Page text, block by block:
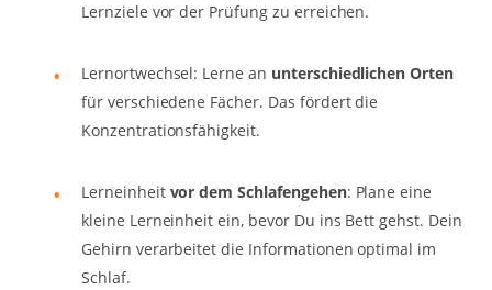
Lernziele vor der Prüfung zu erreichen.
Lernortwechsel: Lerne an unterschiedlichen Orten
für verschiedene Fächer. Das fördert die
Konzentrationsfähigkeit.
Lerneinheit vor dem Schlafengehen: Plane eine
kleine Lerneinheit ein, bevor Du ins Bett gehst. Dein
Gehirn verarbeitet die Informationen optimal im
Schlaf.